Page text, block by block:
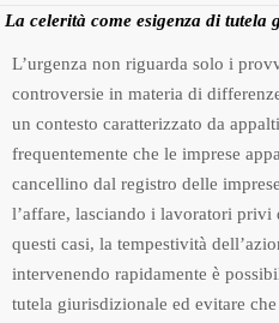
La celerità come esigenza di tutela
L’urgenza non riguarda solo i
controversie in materia di
un contesto caratterizzato da
frequentemente che le imprese
cancellino dal registro delle
l’affare, lasciando i lavoratori
questi casi, la tempestività
intervenendo rapidamente è
tutela giurisdizionale ed evitare